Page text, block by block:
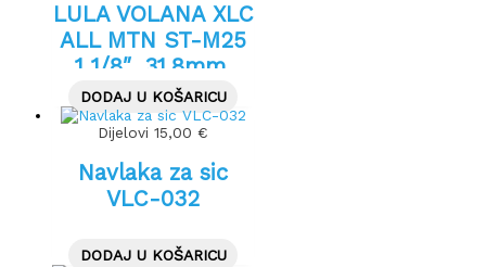
LULA VOLANA XLC
ALL MTN ST-M25
1 1/8″ ,31.8mm,
65mm,CRNA MAT
DODAJ U KOŠARICU
Dijelovi 15,00 €
Navlaka za sic
VLC-032
DODAJ U KOŠARICU